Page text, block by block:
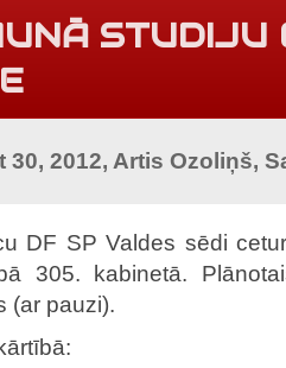
STUDIJU
30, 2012, Artis Ozoliņš,
DF SP Valdes sēdi
305. kabinetā.
(ar pauzi).